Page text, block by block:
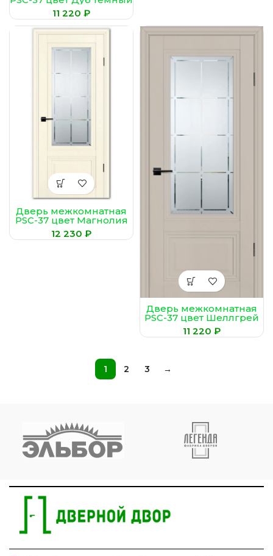
₽
Дверь межкомнатная
PSC-37 цвет Магнолия
(Сатинат,
гравированное)
₽
Дверь межкомнатная
PSC-37 цвет Шеллгрей
₽
1 2 3 →